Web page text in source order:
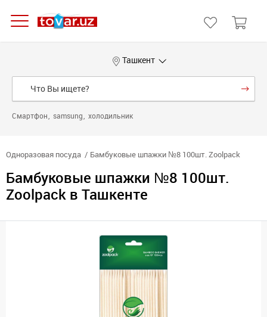
Ташкент
Смартфон samsung холодильник
Одноразовая посуда Бамбуковые шпажки №8 100шт. Zoolpack
Бамбуковые шпажки №8 100шт.
Zoolpack в Ташкенте